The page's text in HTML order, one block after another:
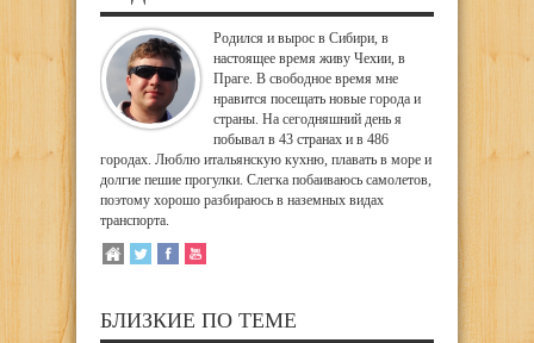
Родился и вырос в Сибири, в
настоящее время живу Чехии, в
Праге. В свободное время мне
нравится посещать новые города и
страны. На сегодняшний день я
побывал в 43 странах и в 486
городах. Люблю итальянскую кухню, плавать в море и
долгие пешие прогулки. Слегка побаиваюсь самолетов,
поэтому хорошо разбираюсь в наземных видах
транспорта.
БЛИЗКИЕ ПО ТЕМЕ